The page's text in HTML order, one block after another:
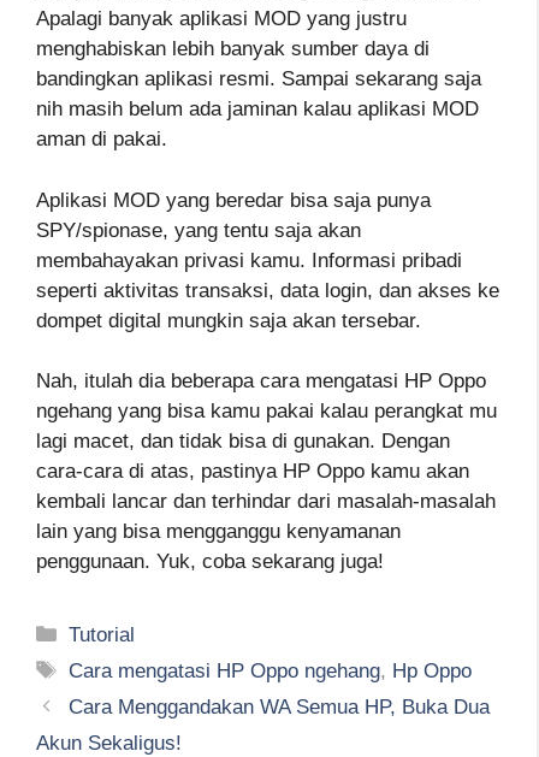
Apalagi banyak aplikasi MOD yang justru
menghabiskan lebih banyak sumber daya di
bandingkan aplikasi resmi. Sampai sekarang saja
nih masih belum ada jaminan kalau aplikasi MOD
aman di pakai.
Aplikasi MOD yang beredar bisa saja punya
SPY/spionase, yang tentu saja akan
membahayakan privasi kamu. Informasi pribadi
seperti aktivitas transaksi, data login, dan akses ke
dompet digital mungkin saja akan tersebar.
Nah, itulah dia beberapa cara mengatasi HP Oppo
ngehang yang bisa kamu pakai kalau perangkat mu
lagi macet, dan tidak bisa di gunakan. Dengan
cara-cara di atas, pastinya HP Oppo kamu akan
kembali lancar dan terhindar dari masalah-masalah
lain yang bisa mengganggu kenyamanan
penggunaan. Yuk, coba sekarang juga!
Kategori
Tutorial
Tag
Cara mengatasi HP Oppo ngehang, Hp Oppo
Cara Menggandakan WA Semua HP, Buka Dua
Akun Sekaligus!